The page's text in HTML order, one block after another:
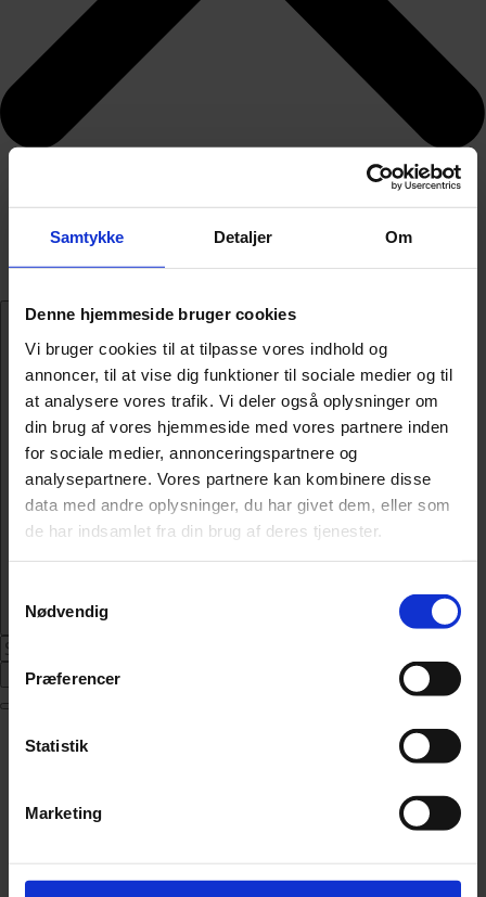
Samtykke Detaljer Om
Denne hjemmeside bruger cookies
Vi bruger cookies til at tilpasse vores indhold og
annoncer, til at vise dig funktioner til sociale medier og til
at analysere vores trafik. Vi deler også oplysninger om
din brug af vores hjemmeside med vores partnere inden
for sociale medier, annonceringspartnere og
analysepartnere. Vores partnere kan kombinere disse
data med andre oplysninger, du har givet dem, eller som
de har indsamlet fra din brug af deres tjenester.
Nødvendig
Præferencer
Statistik
Marketing
Abonnér
Nyheder
Livsstil
Økonomi